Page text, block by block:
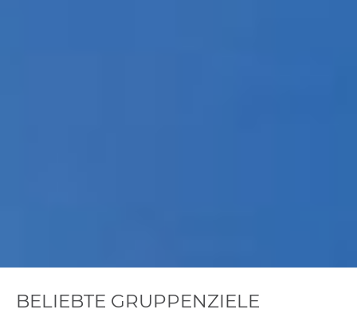
BELIEBTE GRUPPENZIELE